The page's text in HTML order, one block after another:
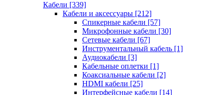
Кабели [339]
Кабели и аксессуары [212]
Спикерные кабели [57]
Микрофонные кабели [30]
Сетевые кабели [67]
Инструментальный кабель [1]
Аудиокабели [3]
Кабельные оплетки [1]
Коаксиальные кабели [2]
HDMI кабели [25]
Интерфейсные кабели [14]